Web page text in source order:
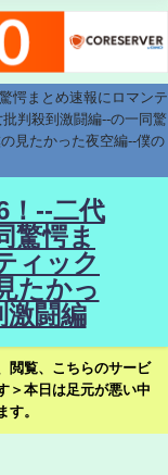
愕まとめ速報にロマンテ
判殺到激闘編--の一同驚
見たかった夜空編--僕の
！--二代
驚愕ま
ィック
たかっ
激闘編
閲覧、こちらのサービ
＞本日は足元が悪い中
す。